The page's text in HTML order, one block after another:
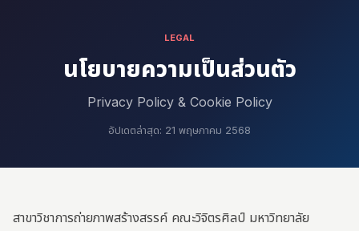
LEGAL
นโยบายความเป็นส่วนตัว
Privacy Policy & Cookie Policy
อัปเดตล่าสุด: 21 พฤษภาคม 2568
สาขาวิชาการถ่ายภาพสร้างสรรค์ คณะวิจิตรศิลป์ มหาวิทยาลัย